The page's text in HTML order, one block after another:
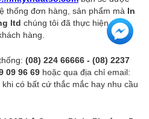
thống đơn hàng, sản phẩm mà In
ltd chúng tôi đã thực hiện cho
hàng.
(08) 224 66666 - (08) 2237
09 96 69 hoặc qua địa chỉ email:
khi có bất cứ thắc mắc hay nhu cầu